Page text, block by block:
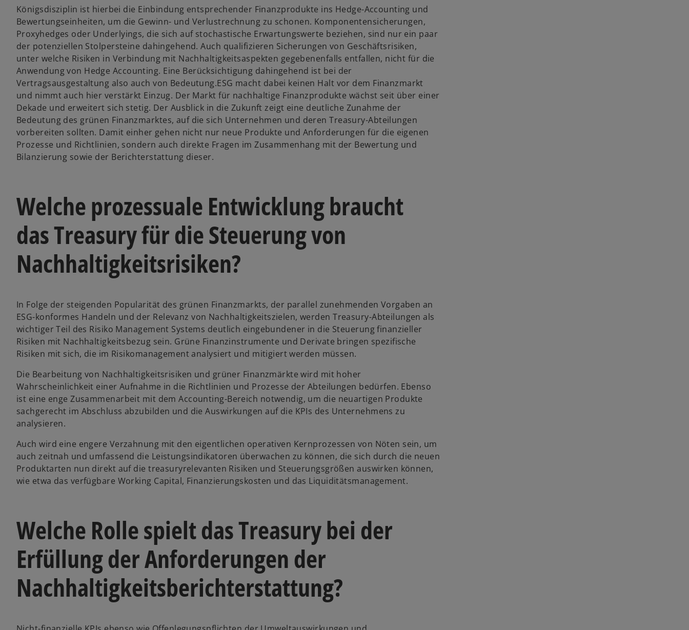
Königsdisziplin ist hierbei die Einbindung entsprechender Finanzprodukte ins Hedge-Accounting und
Bewertungseinheiten, um die Gewinn- und Verlustrechnung zu schonen. Komponentensicherungen,
Proxyhedges oder Underlyings, die sich auf stochastische Erwartungswerte beziehen, sind nur ein paar
der potenziellen Stolpersteine dahingehend. Auch qualifizieren Sicherungen von Geschäftsrisiken,
unter welche Risiken in Verbindung mit Nachhaltigkeitsaspekten gegebenenfalls entfallen, nicht für die
Anwendung von Hedge Accounting. Eine Berücksichtigung dahingehend ist bei der
Vertragsausgestaltung also auch von Bedeutung.ESG macht dabei keinen Halt vor dem Finanzmarkt
und nimmt auch hier verstärkt Einzug. Der Markt für nachhaltige Finanzprodukte wächst seit über einer
Dekade und erweitert sich stetig. Der Ausblick in die Zukunft zeigt eine deutliche Zunahme der
Bedeutung des grünen Finanzmarktes, auf die sich Unternehmen und deren Treasury-Abteilungen
vorbereiten sollten. Damit einher gehen nicht nur neue Produkte und Anforderungen für die eigenen
Prozesse und Richtlinien, sondern auch direkte Fragen im Zusammenhang mit der Bewertung und
Bilanzierung sowie der Berichterstattung dieser.
Welche prozessuale Entwicklung braucht
das Treasury für die Steuerung von
Nachhaltigkeitsrisiken?
In Folge der steigenden Popularität des grünen Finanzmarkts, der parallel zunehmenden Vorgaben an
ESG-konformes Handeln und der Relevanz von Nachhaltigkeitszielen, werden Treasury-Abteilungen als
wichtiger Teil des Risiko Management Systems deutlich eingebundener in die Steuerung finanzieller
Risiken mit Nachhaltigkeitsbezug sein. Grüne Finanzinstrumente und Derivate bringen spezifische
Risiken mit sich, die im Risikomanagement analysiert und mitigiert werden müssen.
Die Bearbeitung von Nachhaltigkeitsrisiken und grüner Finanzmärkte wird mit hoher
Wahrscheinlichkeit einer Aufnahme in die Richtlinien und Prozesse der Abteilungen bedürfen. Ebenso
ist eine enge Zusammenarbeit mit dem Accounting-Bereich notwendig, um die neuartigen Produkte
sachgerecht im Abschluss abzubilden und die Auswirkungen auf die KPIs des Unternehmens zu
analysieren.
Auch wird eine engere Verzahnung mit den eigentlichen operativen Kernprozessen von Nöten sein, um
auch zeitnah und umfassend die Leistungsindikatoren überwachen zu können, die sich durch die neuen
Produktarten nun direkt auf die treasuryrelevanten Risiken und Steuerungsgrößen auswirken können,
wie etwa das verfügbare Working Capital, Finanzierungskosten und das Liquiditätsmanagement.
Welche Rolle spielt das Treasury bei der
Erfüllung der Anforderungen der
Nachhaltigkeitsberichterstattung?